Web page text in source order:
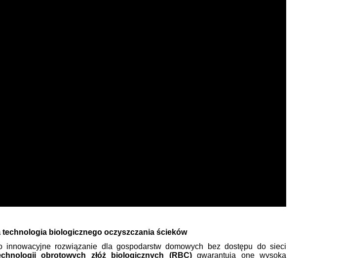
technologia biologicznego oczyszczania ścieków
innowacyjne rozwiązanie dla gospodarstw domowych bez dostępu do sieci
obrotowych złóż biologicznych (RBC)gwarantują one wysoką